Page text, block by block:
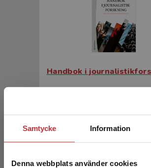
Samtycke Information
Denna webbplats använder cookies
Handbok i